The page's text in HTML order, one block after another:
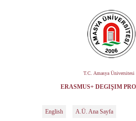
T.C. Amasya Üniversitesi
ERASMUS+ DEĞIŞIM
English A.Ü. Ana Sayfa